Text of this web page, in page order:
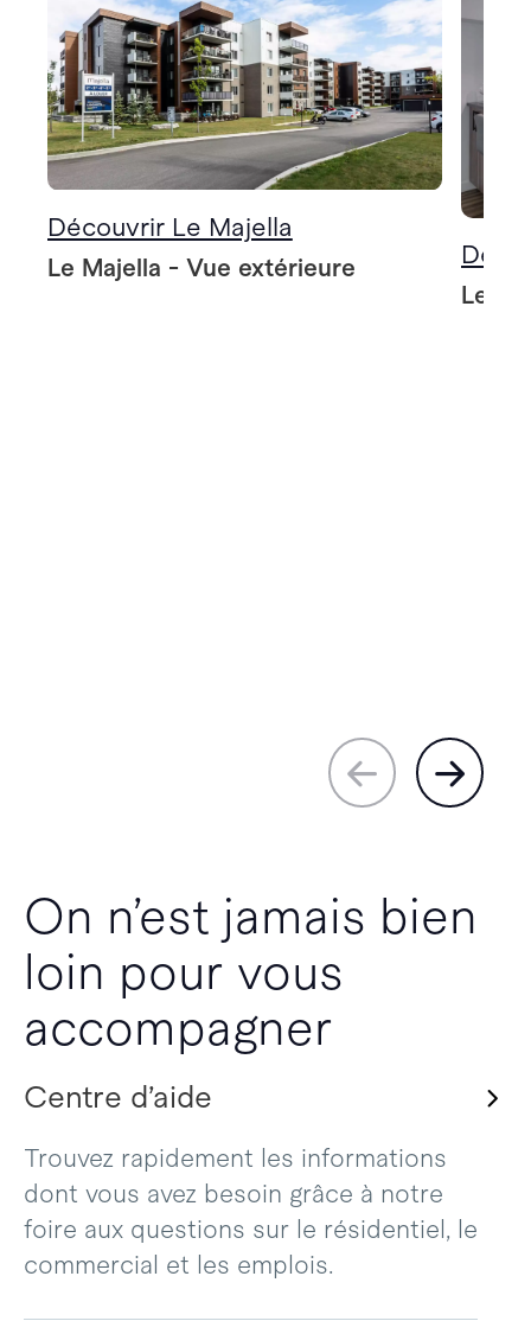
Découvrir Le Majella
Le Majella - Vue extérieure
Le
On n’est jamais bien
loin pour vous
accompagner
Centre d’aide
Trouvez rapidement les informations
dont vous avez besoin grâce à notre
foire aux questions sur le résidentiel, le
commercial et les emplois.